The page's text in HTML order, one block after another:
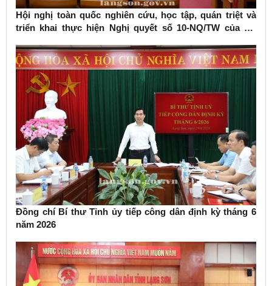
Hội nghị toàn quốc nghiên cứu, học tập, quán triệt và
triển khai thực hiện Nghị quyết số 10-NQ/TW của Bộ
Đồng chí Bí thư Tỉnh ủy tiếp công dân định kỳ tháng 6
năm 2026